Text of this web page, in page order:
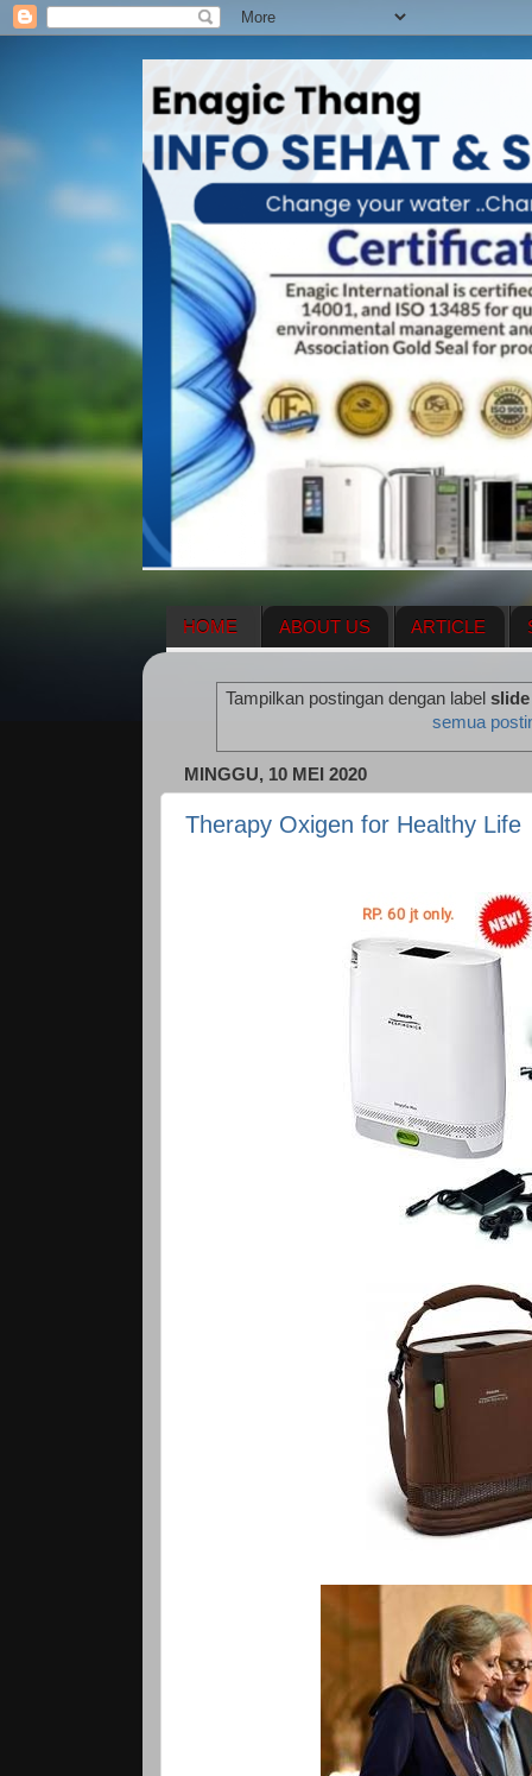
HOME ABOUT US ARTICLE
ENAGIC COMPENSATION PLAN
Tampilkan postingan dengan label
semua
MINGGU, 10 MEI 2020
Therapy Oxigen for Healthy Life